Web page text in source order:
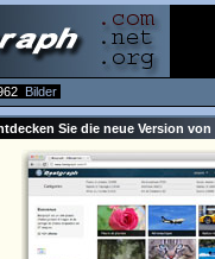
Bilder
Sie die neue Version